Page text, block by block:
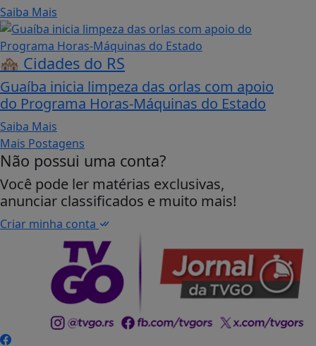
Saiba Mais
🏘️ Cidades do RS
Guaíba inicia limpeza das orlas com apoio
do Programa Horas-Máquinas do Estado
Saiba Mais
Mais Postagens
Não possui uma conta?
Você pode ler matérias exclusivas,
anunciar classificados e muito mais!
Criar minha conta